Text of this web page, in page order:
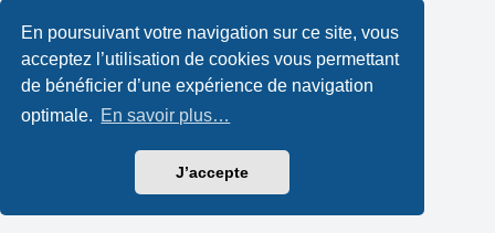
En poursuivant votre navigation sur ce site, vous
acceptez l’utilisation de cookies vous permettant
de bénéficier d’une expérience de navigation
optimale. En savoir plus…
J’accepte